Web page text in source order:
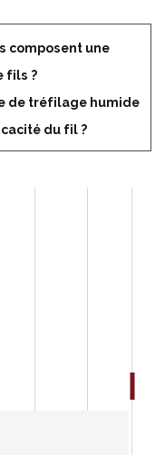
composent une
fils ?
de tréfilage humide
du fil ?